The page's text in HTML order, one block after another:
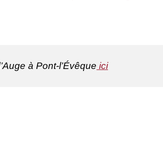
à Pont-l’Évêque ici